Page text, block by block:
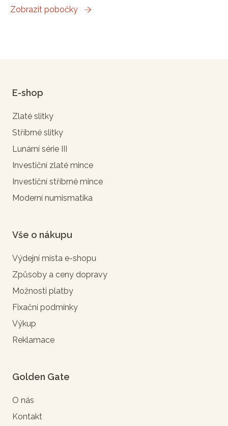
Zobrazit pobočky
E-shop
Zlaté slitky
Stříbrné slitky
Lunární série III
Investiční zlaté mince
Investiční stříbrné mince
Moderní numismatika
Vše o nákupu
Výdejní místa e-shopu
Způsoby a ceny dopravy
Možnosti platby
Fixační podmínky
Výkup
Reklamace
Golden Gate
O nás
Kontakt